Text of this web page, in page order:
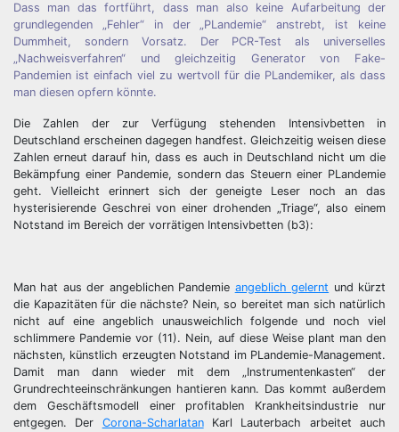
Dass man das fortführt, dass man also keine Aufarbeitung der
grundlegenden „Fehler“ in der „PLandemie“ anstrebt, ist keine
Dummheit, sondern Vorsatz. Der PCR-Test als universelles
„Nachweisverfahren“ und gleichzeitig Generator von Fake-
Pandemien ist einfach viel zu wertvoll für die PLandemiker, als dass
man diesen opfern könnte.
Die Zahlen der zur Verfügung stehenden Intensivbetten in
Deutschland erscheinen dagegen handfest. Gleichzeitig weisen diese
Zahlen erneut darauf hin, dass es auch in Deutschland nicht um die
Bekämpfung einer Pandemie, sondern das Steuern einer PLandemie
geht. Vielleicht erinnert sich der geneigte Leser noch an das
hysterisierende Geschrei von einer drohenden „Triage“, also einem
Notstand im Bereich der vorrätigen Intensivbetten (b3):
Man hat aus der angeblichen Pandemie angeblich gelernt und kürzt
die Kapazitäten für die nächste? Nein, so bereitet man sich natürlich
nicht auf eine angeblich unausweichlich folgende und noch viel
schlimmere Pandemie vor (11). Nein, auf diese Weise plant man den
nächsten, künstlich erzeugten Notstand im PLandemie-Management.
Damit man dann wieder mit dem „Instrumentenkasten“ der
Grundrechteeinschränkungen hantieren kann. Das kommt außerdem
dem Geschäftsmodell einer profitablen Krankheitsindustrie nur
entgegen. Der Corona-ScharlatanKarl Lauterbach arbeitet auch